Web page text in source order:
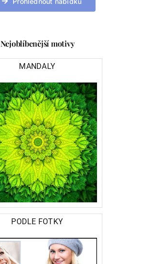
Nejoblíbenější motivy
MANDALY
PODLE FOTKY